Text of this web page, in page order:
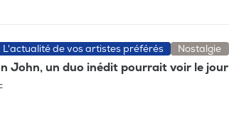
L'actualité de vos artistes préférés Nostalgie
John, un duo inédit pourrait voir le jour